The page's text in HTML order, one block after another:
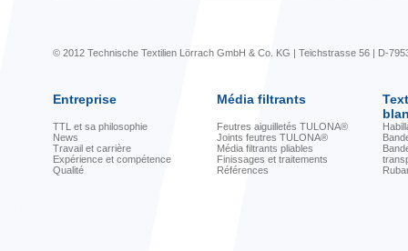
© 2012 Technische Textilien Lörrach GmbH & Co. KG | Teichstrasse 56 | D-
Entreprise Média filtrants
TTL et sa philosophie
News
Travail et carrière
Expérience et compétence
Qualité
Feutres aiguilletés TULONA®
Joints feutres TULONA®
Média filtrants pliables
Finissages et traitements
Références